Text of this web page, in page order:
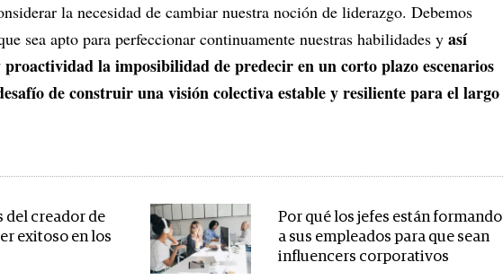
la necesidad de cambiar nuestra noción de liderazgo. Debemos
sea apto para perfeccionar continuamente nuestras habilidades y así
la imposibilidad de predecir en un corto plazo escenarios
de construir una visión colectiva estable y resiliente para el largo
del creador de
exitoso en los
Por qué los jefes están formando
a sus empleados para que sean
influencers corporativos